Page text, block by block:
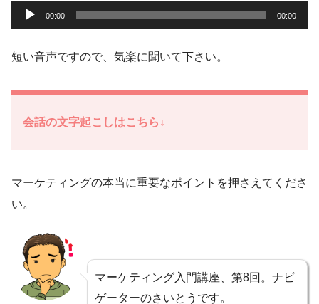
声
プ
ー
00:00 00:00
短い音声ですので、気楽に聞いて下さい。
会話の文字起こしはこちら↓
マーケティングの本当に重要なポイントを押さえてくださ
い。
マーケティング入門講座、第8回。ナビ
ゲーターのさいとうです。